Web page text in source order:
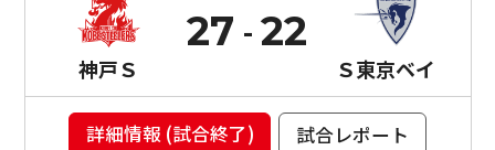
神戸Ｓ
27
Ｓ東京ベイ
22
詳細情報 (試合終了)
試合レポート